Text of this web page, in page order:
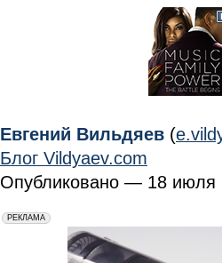
Евгений Вильдяев (
Блог Vildyaev.com
Опубликовано — 18 июля
erid: 2VfnxxmNzs5
РЕКЛАМА